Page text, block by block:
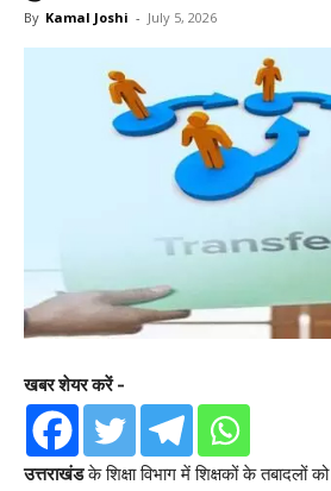
By Kamal Joshi - July 5, 2026
खबर शेयर करें -
उत्तराखंडके शिक्षा विभाग में शिक्षकों के तबादलों